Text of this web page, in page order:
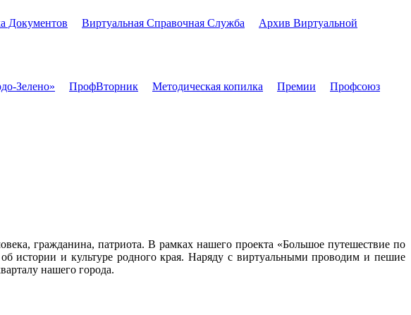
Документов Виртуальная Справочная Служба
Архив Виртуальной
Зелено» ПрофВторник Методическая копилка Премии
Профсоюз
гражданина, патриота. В рамках нашего проекта «Большое путешествие по
истории и культуре родного края. Наряду с виртуальными проводим и пешие
нашего города.